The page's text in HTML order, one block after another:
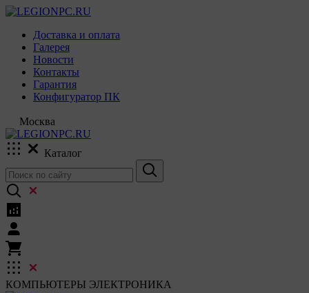
Доставка и оплата
Галерея
Новости
Контакты
Гарантия
Конфигуратор ПК
Москва
Каталог
КОМПЬЮТЕРЫ ЭЛЕКТРОНИКА